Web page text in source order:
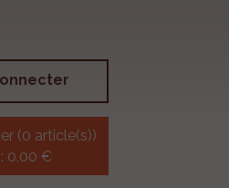
(0 article(s))
0,00 €